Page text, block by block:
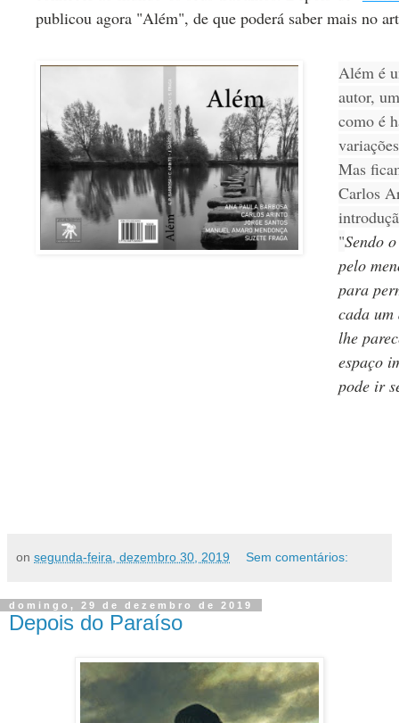
publicou agora "Além", de que poderá saber mais no
Além é
autor,
como é
Mas
Carlos
"Sendo
pelo
para
cada
lhe
espaço
pode ir
on segunda-feira, dezembro 30, 2019 Sem comentários:
domingo, 29 de dezembro de 2019
Depois do Paraíso